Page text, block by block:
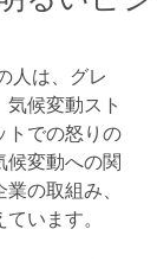
人は、グレ
候変動スト
トでの怒りの
候変動への関
の取組み、
います。